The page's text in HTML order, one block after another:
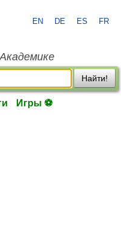
EN DE ES FR
Найти!
Игры ⚽